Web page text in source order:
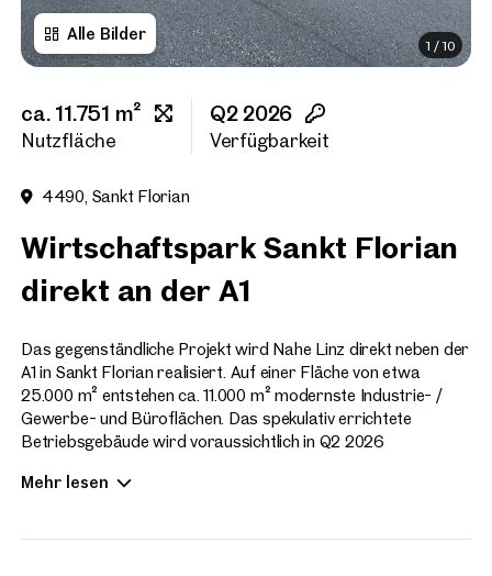
Alle Bilder
1 /10
ca. 11.751 m²
Nutzfläche
Q2 2026
Verfügbarkeit
4490, Sankt Florian
Wirtschaftspark Sankt Florian
direkt an der A1
Das gegenständliche Projekt wird Nahe Linz direkt neben der
A1 in Sankt Florian realisiert. Auf einer Fläche von etwa
25.000 m² entstehen ca. 11.000 m² modernste Industrie- /
Gewerbe- und Büroflächen. Das spekulativ errichtete
Betriebsgebäude wird voraussichtlich in Q2 2026
Gewerbe- & Industrieflächen sowie ca. 2.700 m² Büroflächen
können.
Mehr lesen
Vorname
Nachname
Rückruf-Service
Ich habe die AGB und
Ich möchte regelmäßig